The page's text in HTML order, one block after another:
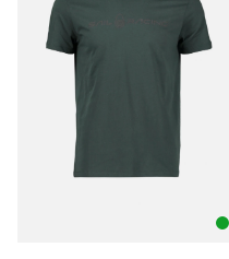
Kvalite och
miljö
Sail Racing arbetar för
långvariga
av höghastighetsselare
miljömässigt hållbara
De letar ständigt efter
Informationen är tagen